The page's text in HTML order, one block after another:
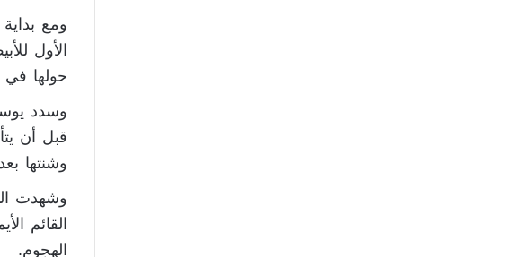
ومع
حولها في
وسدد
وشنتها
القائم
الهجوم.